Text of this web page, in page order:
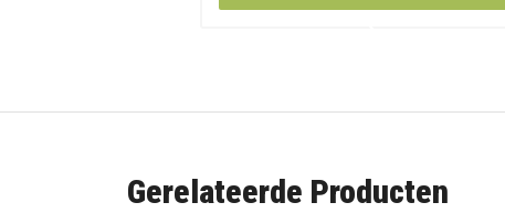
Gerelateerde Producten